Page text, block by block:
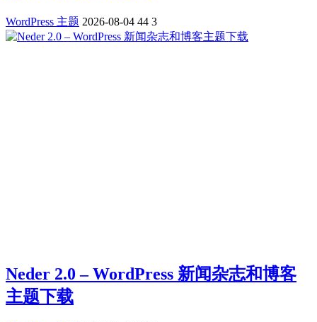
WordPress 主题 2026-08-04 44 3
Neder 2.0 – WordPress 新闻杂志和博客
主题下载